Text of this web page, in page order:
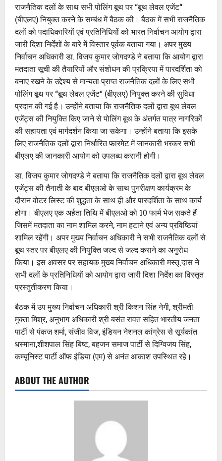
राजनैतिक दलों के साथ सभी पोलिंग बूथ पर “बूथ लेवल एजेंट“
(बीएलए) नियुक्त करने के सम्बंध में बैठक की। बैठक में सभी राजनैतिक
दलों को पदाधिकारियों एवं प्रतिनिधियों को भारत निर्वाचन आयोग द्वारा
जारी दिशा निर्देशों के बारे में विस्तार पूर्वक बताया गया। अपर मुख्य
निर्वाचन अधिकारी डा. विजय कुमार जोगदण्डे ने बताया कि आयोग द्वारा
मतदाता सूची की तैयारियों और संशोधन की प्रक्रिया में पारदर्शिता को
बनाए रखने के उद्देश्य से मान्यता प्राप्त राजनैतिक दलों के लिए सभी
पोलिंग बूथ पर “बूथ लेवल एजेंट“ (बीएलए) नियुक्त करने की सुविधा
प्रदान की गई है। उन्होंने बताया कि राजनैतिक दलों द्वारा बूथ लेवल
एजेंट्स की नियुक्ति किए जाने से पोलिंग बूथ के अंतर्गत पात्र नागरिकों
की सहायता एवं मार्गदर्शन किया जा सकेगा। उन्होंने बताया कि इसके
लिए राजनैतिक दलों द्वारा निर्धारित फारमेट में जानकारी भरकर सभी
बीएलए की जानकारी आयोग को उपलब्ध करानी होगी।
डा. विजय कुमार जोगदण्डे ने बताया कि राजनैतिक दलों द्वारा बूथ लेवल
एजेंट्स की तैनाती के बाद बीएलओ के साथ पुनरीक्षण कार्यक्रम के
दौरान वोटर लिस्ट की शुद्धता के साथ ही और पारदर्शिता के साथ कार्य
होगा। बीएलए एक अर्हता तिथि में बीएलओ को 10 फार्म भेज सकते हैं
जिसमें मतदाता का नाम शामिल करनेे, नाम हटाने एवं अन्य प्रविष्ठियां
शामिल रहेंगी। अपर मुख्य निर्वाचन अधिकारी ने सभी राजनैतिक दलों से
बूथ स्तर पर बीएलए की नियुक्ति जल्द से जल्द कराने का अनुरोध
किया। इस अवसर पर सहायक मुख्य निर्वाचन अधिकारी मस्तू दास ने
सभी दलों के प्रतिनिधियों को आयोग द्वारा जारी दिशा निर्देश का विस्तृत
प्रस्तुतीकरण किया।
बैठक में उप मुख्य निर्वाचन अधिकारी श्री किशन सिंह नेगी, श्रीमती
मुक्ता मिश्र, अनुभाग अधिकारी श्री बसंत रावत सहित भारतीय जनता
पार्टी से पंकज शर्मा, संजीव विज, इंडियन नेशनल कांग्रेस से सूर्यकांत
धस्माना,शीशपाल सिंह बिष्ट, बहजन समाज पार्टी से दिग्विजय सिंह,
कम्यूनिस्ट पार्टी ऑफ इंडिया (एम) से अनंत आकाश उपस्थित रहे।
ABOUT THE AUTHOR